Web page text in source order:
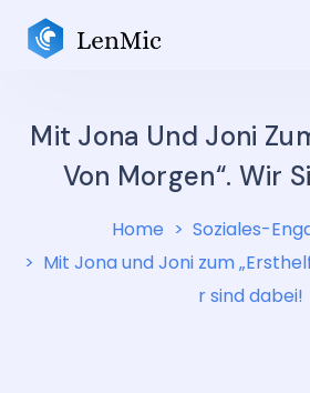
Mit Jona Und Joni
Von Morgen“. Wir
Home
Soziales-
Mit Jona und Joni zum
r sind dabei!